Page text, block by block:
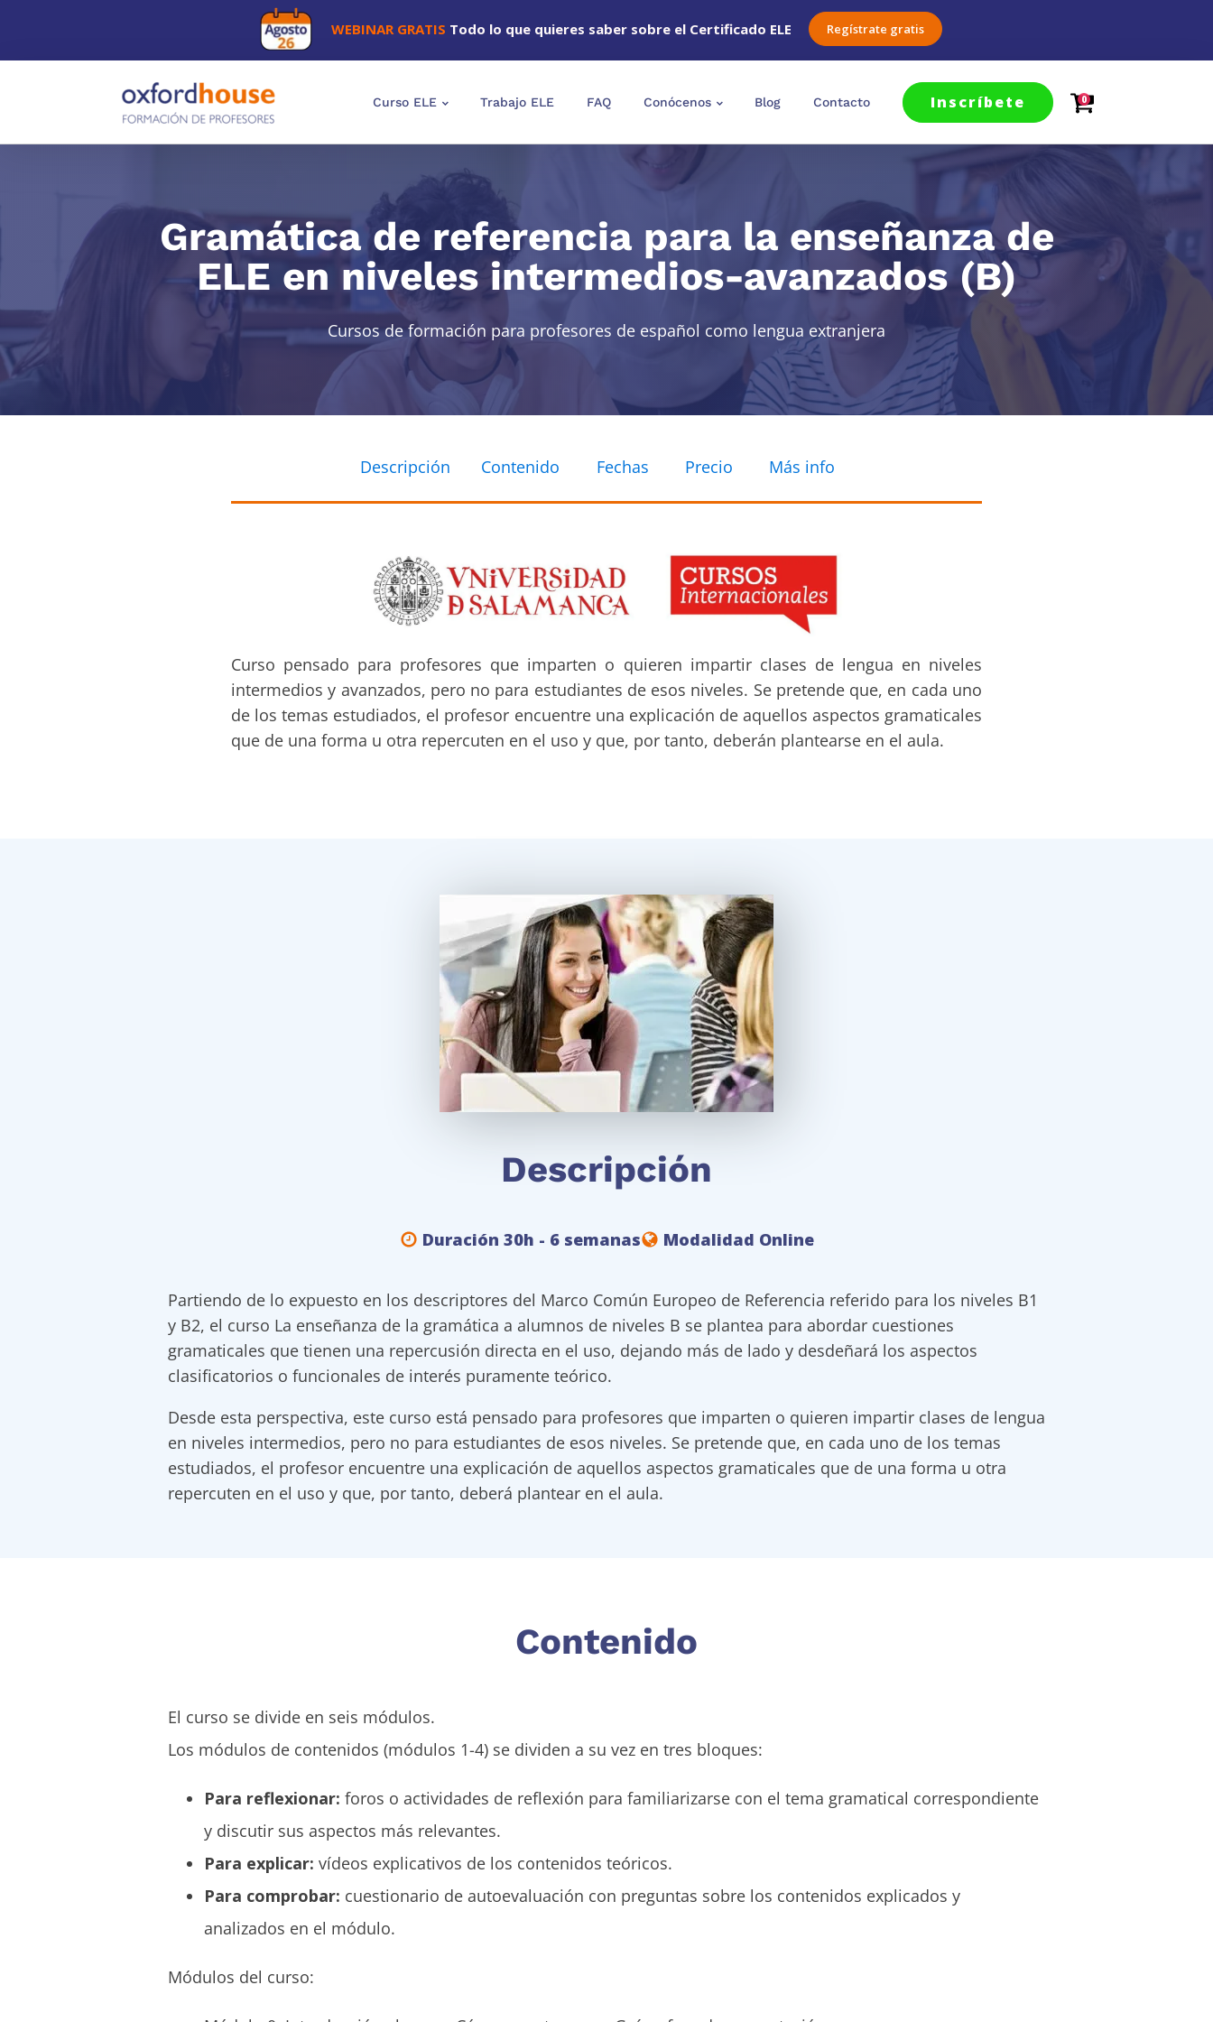
WEBINAR GRATIS Todo lo que quieres saber sobre el Certificado ELE Regístrate gratis
Curso ELE Trabajo ELE FAQ Conócenos Blog Contacto Inscríbete 0
Gramática de referencia para la enseñanza de
ELE en niveles intermedios-avanzados (B)
Cursos de formación para profesores de español como lengua extranjera
Descripción Contenido Fechas Precio Más info
Curso pensado para profesores que imparten o quieren impartir clases de lengua en niveles
intermedios y avanzados, pero no para estudiantes de esos niveles. Se pretende que, en cada uno
de los temas estudiados, el profesor encuentre una explicación de aquellos aspectos gramaticales
que de una forma u otra repercuten en el uso y que, por tanto, deberán plantearse en el aula.
Descripción
Duración 30h - 6 semanas Modalidad Online
Partiendo de lo expuesto en los descriptores del Marco Común Europeo de Referencia referido para los niveles B1
y B2, el curso La enseñanza de la gramática a alumnos de niveles B se plantea para abordar cuestiones
gramaticales que tienen una repercusión directa en el uso, dejando más de lado y desdeñará los aspectos
clasificatorios o funcionales de interés puramente teórico.
Desde esta perspectiva, este curso está pensado para profesores que imparten o quieren impartir clases de lengua
en niveles intermedios, pero no para estudiantes de esos niveles. Se pretende que, en cada uno de los temas
estudiados, el profesor encuentre una explicación de aquellos aspectos gramaticales que de una forma u otra
repercuten en el uso y que, por tanto, deberá plantear en el aula.
Contenido
El curso se divide en seis módulos.
Los módulos de contenidos (módulos 1-4) se dividen a su vez en tres bloques:
Para reflexionar: foros o actividades de reflexión para familiarizarse con el tema gramatical correspondiente
y discutir sus aspectos más relevantes.
Para explicar: vídeos explicativos de los contenidos teóricos.
Para comprobar: cuestionario de autoevaluación con preguntas sobre los contenidos explicados y
analizados en el módulo.
Módulos del curso: